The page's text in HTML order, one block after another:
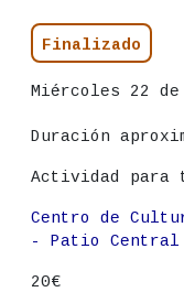
Estado
Finalizado
Fecha
Miércoles 22
Duración
Actividad para
Lugar
Centro de
- Patio Central
Precio
20€